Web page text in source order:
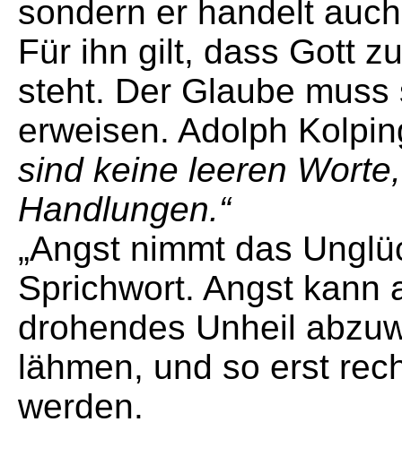
sondern er handelt
Für ihn gilt, dass Gott
steht. Der Glaube
erweisen. Adolph
sind keine leeren
Handlungen.“
„Angst nimmt das
Sprichwort. Angst kann
drohendes Unheil
lähmen, und so erst
werden.